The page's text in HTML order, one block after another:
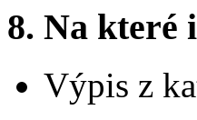
8. Na které
Výpis z